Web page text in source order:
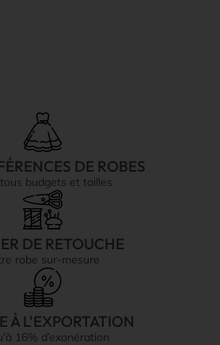
DE ROBES
budgets et tailles
DE RETOUCHE
robe sur-mesure
À L'EXPORTATION
16% d’exonération